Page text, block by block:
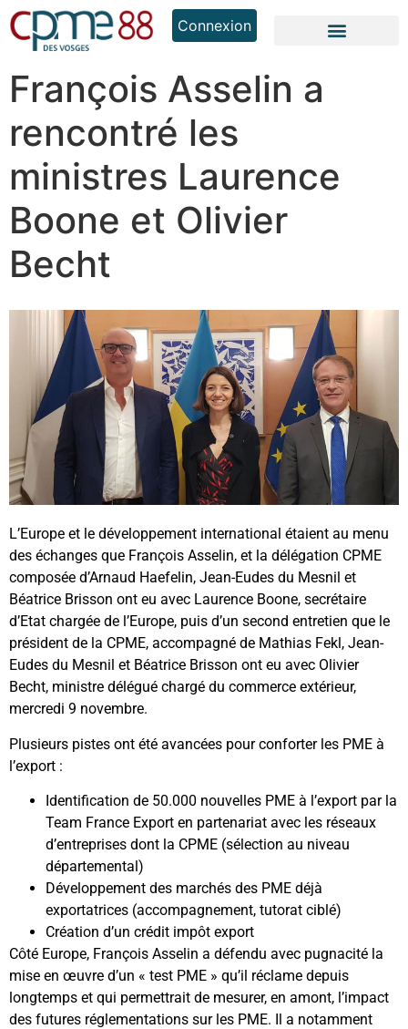
Connexion
François Asselin a
rencontré les
ministres Laurence
Boone et Olivier
Becht
L’Europe et le développement international étaient au menu
des échanges que François Asselin, et la délégation CPME
composée d’Arnaud Haefelin, Jean-Eudes du Mesnil et
Béatrice Brisson ont eu avec Laurence Boone, secrétaire
d’Etat chargée de l’Europe, puis d’un second entretien que le
président de la CPME, accompagné de Mathias Fekl, Jean-
Eudes du Mesnil et Béatrice Brisson ont eu avec Olivier
Becht, ministre délégué chargé du commerce extérieur,
mercredi 9 novembre.
Plusieurs pistes ont été avancées pour conforter les PME à
l’export :
Identification de 50.000 nouvelles PME à l’export par la
Team France Export en partenariat avec les réseaux
d’entreprises dont la CPME (sélection au niveau
départemental)
Développement des marchés des PME déjà
exportatrices (accompagnement, tutorat ciblé)
Création d’un crédit impôt export
Côté Europe, François Asselin a défendu avec pugnacité la
mise en œuvre d’un « test PME » qu’il réclame depuis
longtemps et qui permettrait de mesurer, en amont, l’impact
des futures réglementations sur les PME. Il a notamment